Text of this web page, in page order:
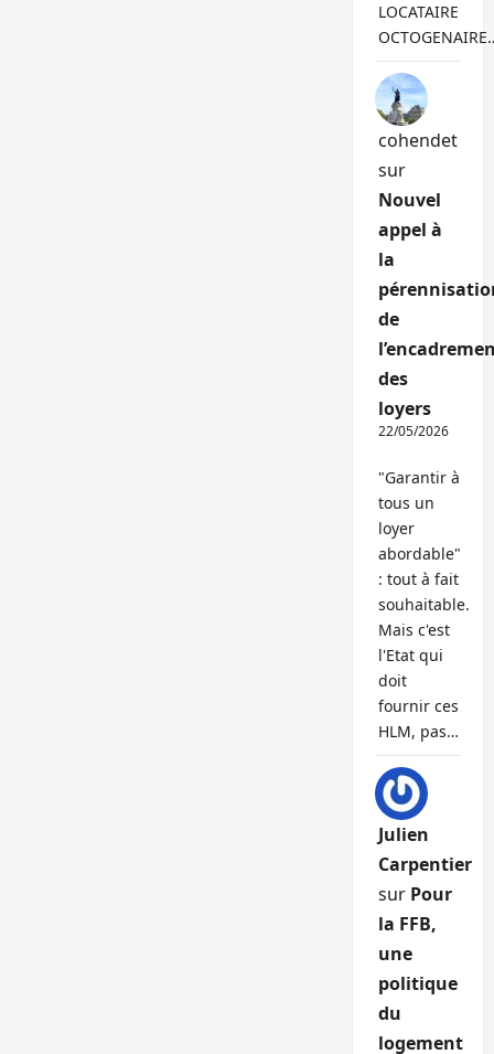
LOCATAIRE
cohendet
sur
Nouvel
appel à
la
de
des
loyers
22/05/2026
"Garantir à
tous un
loyer
abordable"
: tout à fait
souhaitable.
Mais c'est
l'Etat qui
doit
fournir ces
HLM, pas…
Julien
Carpentier
sur Pour
la FFB,
une
politique
du
logement